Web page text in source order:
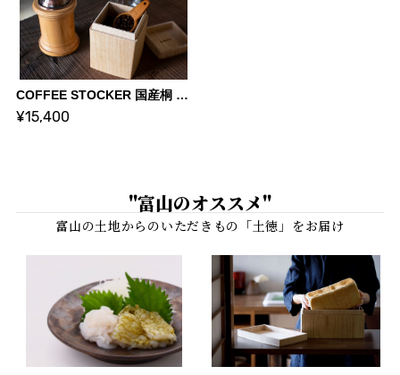
COFFEE STOCKER 国産桐 コーヒーストッカー【200g 蜜蝋仕上げ】| KIRIFT 美術木箱うらた | KIRIFT Artwork wooden box Urata
¥15,400
"富山のオススメ"